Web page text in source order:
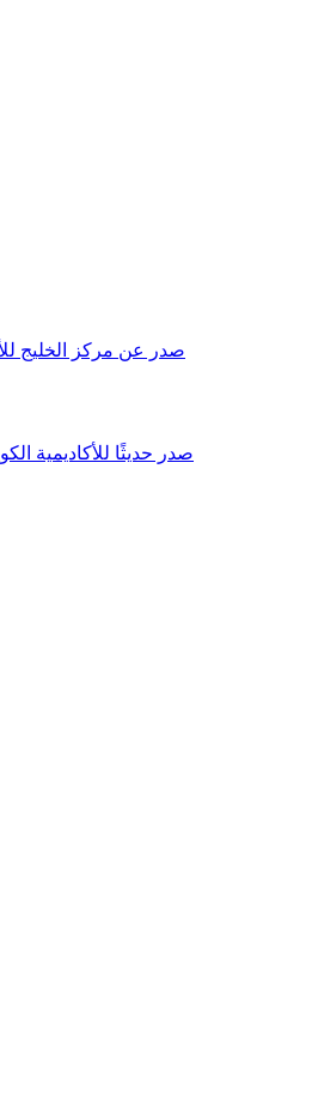
صدر عن مركز الخليج للأبحاث الملف الاستراتيجي السنوي مع
صدر حديثًا للأكاديمية